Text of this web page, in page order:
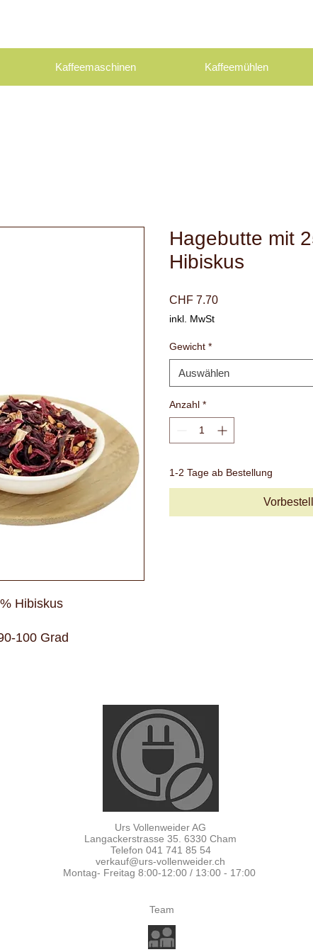
Kaffeemaschinen Kaffeemühlen
Hibiskus
100 Grad
Hagebutte mit
Hibiskus
CHF 7.70Preis
inkl. MwSt
Gewicht *
Auswählen
Anzahl *
1-2 Tage ab Bestellung
Urs Vollenweider AG
Langackerstrasse 35. 6330 Cham
Telefon 041 741 85 54
verkauf@urs-vollenweider.ch
Montag- Freitag 8:00-12:00 / 13:00 - 17:00
Team